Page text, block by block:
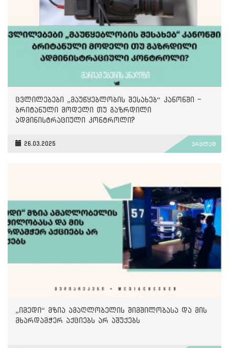
ცვლილებები „მაუწყებლობის შესახებ“ კანონში -
ბრიტანული მოდელი თუ გაზრდილი
ადმინისტრაციული კონტროლი?
26.03.2025 ვრცლად
„იმედი“ მზია ამაღლობელის შიმშილობასა და მის
მხარდამჭერ აქციებს არ აშუქებს